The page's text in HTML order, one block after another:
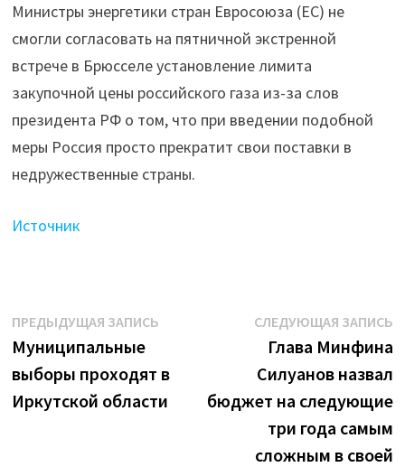
цен»
на газ
из-
за ультиматума
Путина"
Министры энергетики стран Евросоюза (ЕС) не
смогли согласовать на пятничной экстренной
встрече в Брюсселе установление лимита
закупочной цены российского газа из-за слов
президента РФ о том, что при введении подобной
меры Россия просто прекратит свои поставки в
недружественные страны.
Источник
Навигация
по
записям
ПРЕДЫДУЩАЯ ЗАПИСЬПредыдущая
Муниципальные
выборы проходят в
Иркутской области
СЛЕДУЮЩАЯ ЗАПИСЬ
Глава Минфина
Силуанов назвал
бюджет на следующие
три года самым
сложным в своей